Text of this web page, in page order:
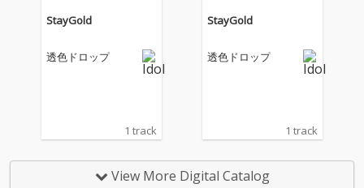
StayGold
透色ドロップ
1 track
StayGold
透色ドロップ
1 track
View More Digital Catalog